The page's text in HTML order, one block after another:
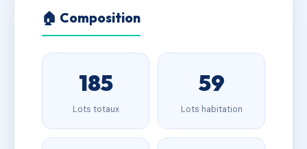
🏠 Composition
185
Lots totaux
59
Lots habitation